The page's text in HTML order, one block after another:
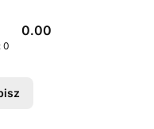
0.00
0